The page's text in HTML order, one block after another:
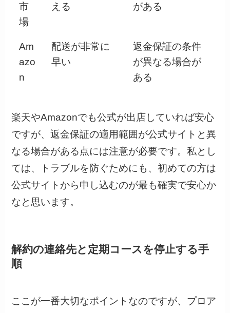
市
場
える
がある
Am
azo
n
配送が非常に
早い
返金保証の条件
が異なる場合が
ある
楽天やAmazonでも公式が出店していれば安心
ですが、返金保証の適用範囲が公式サイトと異
なる場合がある点には注意が必要です。私とし
ては、トラブルを防ぐためにも、初めての方は
公式サイトから申し込むのが最も確実で安心か
なと思います。
解約の連絡先と定期コースを停止する手
順
ここが一番大切なポイントなのですが、プロア